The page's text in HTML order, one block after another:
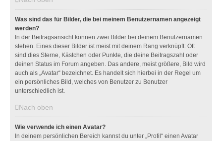
Was sind das für Bilder, die bei meinem Benutzernamen angezeigt
werden?
In der Beitragsansicht können zwei Bilder bei deinem Benutzernamen
stehen. Eines dieser Bilder ist meist mit deinem Rang verknüpft: Oft
sind dies Sterne, Kästchen oder Punkte, die deine Beitragszahl oder
deinen Status im Forum angeben. Das andere, meist größere, Bild wird
auch als „Avatar“ bezeichnet. Es handelt sich hierbei in der Regel um
ein persönliches Bild, welches von Benutzer zu Benutzer
unterschiedlich ist.
Nach oben
Wie verwende ich einen Avatar?
In deinem persönlichen Bereich kannst du unter „Profil“ einen Avatar